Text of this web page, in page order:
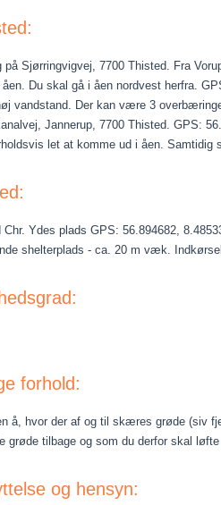
på Sjørringvigvej, 7700 Thisted. Fra
Du skal gå i åen nordvest herfra.
vandstand. Der kan være 3
Jannerup, 7700 Thisted. GPS:
let at komme ud i åen. Samtidig
Chr. Ydes plads GPS: 56.894682,
shelterplads - ca. 20 m væk.
forhold:
å, hvor der af og til skæres grøde (siv
grøde tilbage og som du derfor skal
og hensyn: